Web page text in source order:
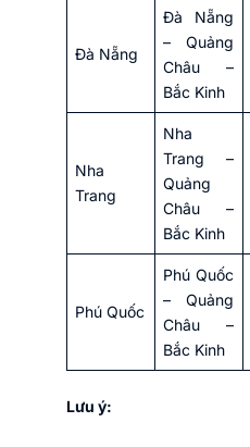
Đà Nẵng
Đà Nẵng
– Quảng
Châu –
Bắc Kinh
Nha
Trang
Nha
Trang –
Quảng
Châu –
Bắc Kinh
Phú Quốc
Phú Quốc
– Quảng
Châu –
Bắc Kinh
Lưu ý: